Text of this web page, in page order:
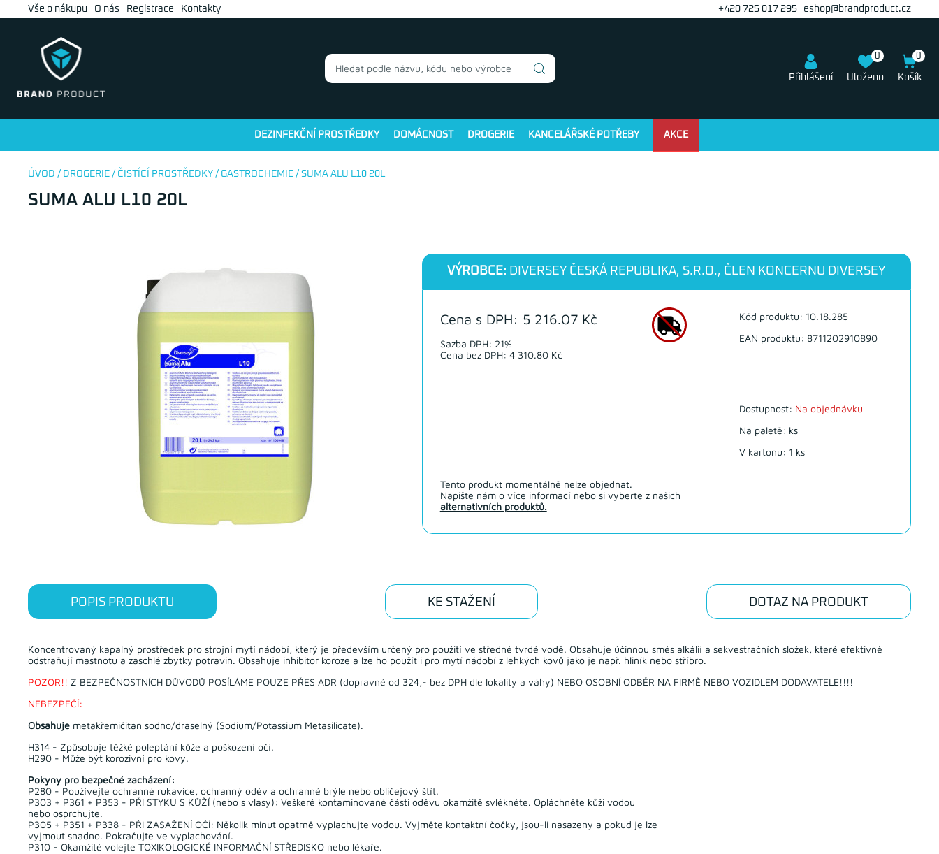
Vše o nákupu O nás Registrace Kontakty +420 725 017 295 eshop@brandproduct.cz
Přihlášení Uloženo
0 0
Košík
DEZINFEKČNÍ PROSTŘEDKY DOMÁCNOST DROGERIE KANCELÁŘSKÉ POTŘEBY AKCE
ÚVOD / DROGERIE / ČISTÍCÍ PROSTŘEDKY / GASTROCHEMIE / SUMA ALU L10 20L
SUMA ALU L10 20L
VÝROBCE: DIVERSEY ČESKÁ REPUBLIKA, S.R.O., ČLEN KONCERNU DIVERSEY
Cena s DPH: 5 216.07 Kč
Sazba DPH: 21%
Cena bez DPH: 4 310.80 Kč
Kód produktu: 10.18.285
EAN produktu: 8711202910890
Dostupnost: Na objednávku
Na paletě: ks
V kartonu: 1 ks
Tento produkt momentálně nelze objednat.
Napište nám o více informací nebo si vyberte z našich
alternativních produktů.
POPIS PRODUKTU KE STAŽENÍ DOTAZ NA PRODUKT
Koncentrovaný kapalný prostředek pro strojní mytí nádobí, který je především určený pro použití ve středně tvrdé vodě. Obsahuje účinnou směs alkálií a sekvestračních složek, které efektivně
odstraňují mastnotu a zaschlé zbytky potravin. Obsahuje inhibitor koroze a lze ho použít i pro mytí nádobí z lehkých kovů jako je např. hliník nebo stříbro.
POZOR!! Z BEZPEČNOSTNÍCH DŮVODŮ POSÍLÁME POUZE PŘES ADR (dopravné od 324,- bez DPH dle lokality a váhy) NEBO OSOBNÍ ODBĚR NA FIRMĚ NEBO VOZIDLEM DODAVATELE!!!!
NEBEZPEČÍ:
Obsahuje metakřemičitan sodno/draselný (Sodium/Potassium Metasilicate).
H314 - Způsobuje těžké poleptání kůže a poškození očí.
H290 - Může být korozivní pro kovy.
Pokyny pro bezpečné zacházení:
P280 - Používejte ochranné rukavice, ochranný oděv a ochranné brýle nebo obličejový štít.
P303 + P361 + P353 - PŘI STYKU S KŮŽÍ (nebo s vlasy): Veškeré kontaminované části oděvu okamžitě svlékněte. Opláchněte kůži vodou
nebo osprchujte.
P305 + P351 + P338 - PŘI ZASAŽENÍ OČÍ: Několik minut opatrně vyplachujte vodou. Vyjměte kontaktní čočky, jsou-li nasazeny a pokud je lze
vyjmout snadno. Pokračujte ve vyplachování.
P310 - Okamžitě volejte TOXIKOLOGICKÉ INFORMAČNÍ STŘEDISKO nebo lékaře.